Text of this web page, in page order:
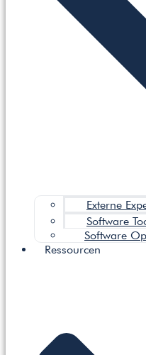
Externe
Software
Software
Ressourcen